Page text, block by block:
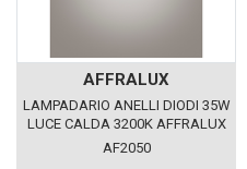
AFFRALUX
LAMPADARIO ANELLI DIODI 35W
LUCE CALDA 3200K AFFRALUX
BIANCO PICCOLO 1 ANELLO
AF2050